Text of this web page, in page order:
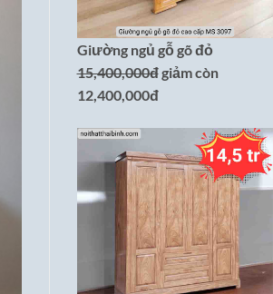
Giường ngủ gỗ gõ đỏ
15,400,000đgiảm còn
12,400,000đ